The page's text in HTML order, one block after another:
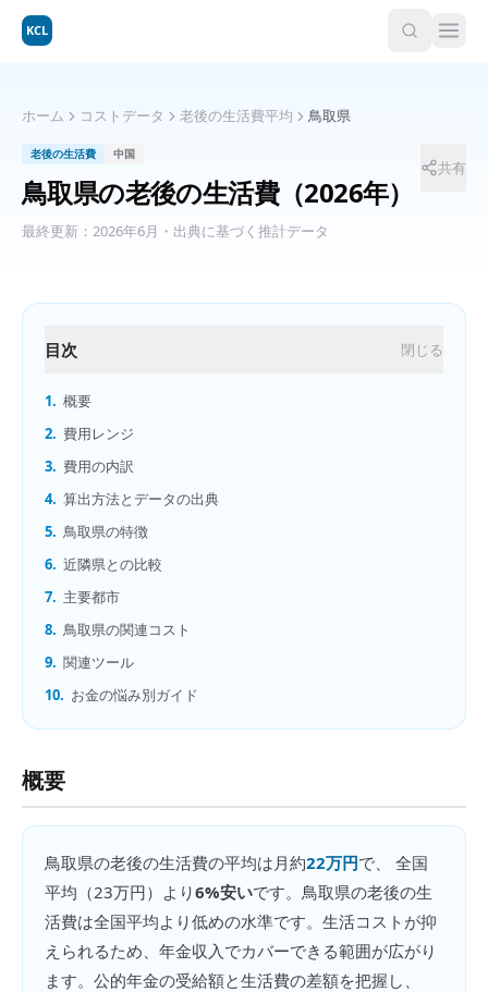
KCL
ホーム コストデータ 老後の生活費平均 鳥取県
老後の生活費 中国
鳥取県の老後の生活費（2026年）
最終更新： 2026年6月 ・出典に基づく推計データ
共有
目次 閉じる
1. 概要
2. 費用レンジ
3. 費用の内訳
4. 算出方法とデータの出典
5. 鳥取県の特徴
6. 近隣県との比較
7. 主要都市
8. 鳥取県の関連コスト
9. 関連ツール
10. お金の悩み別ガイド
概要
鳥取県の老後の生活費の平均は月約22万円で、 全国
平均（23万円）より6%安いです。 鳥取県の老後の生
活費は全国平均より低めの水準です。生活コストが抑
えられるため、年金収入でカバーできる範囲が広がり
ます。公的年金の受給額と生活費の差額を把握し、